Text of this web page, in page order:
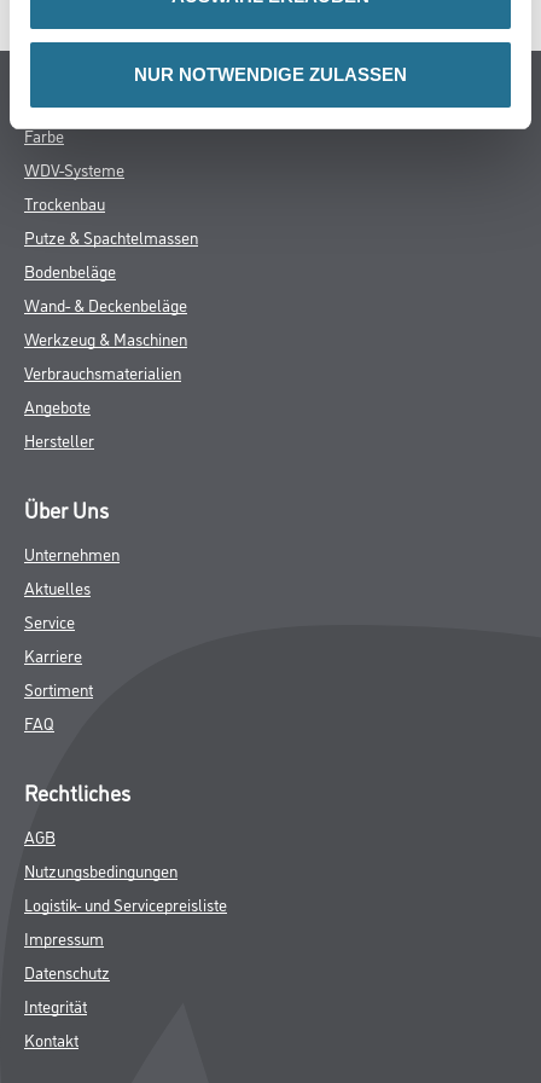
NUR NOTWENDIGE ZULASSEN
Online-Shop
Farbe
WDV-Systeme
Trockenbau
Putze & Spachtelmassen
Bodenbeläge
Wand- & Deckenbeläge
Werkzeug & Maschinen
Verbrauchsmaterialien
Angebote
Hersteller
Über Uns
Unternehmen
Aktuelles
Service
Karriere
Sortiment
FAQ
Rechtliches
AGB
Nutzungsbedingungen
Logistik- und Servicepreisliste
Impressum
Datenschutz
Integrität
Kontakt